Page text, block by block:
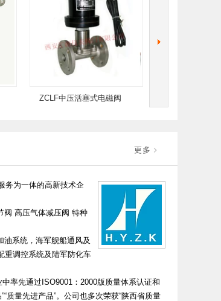
ZCLF中压活塞式电磁阀
更多
务为一体的高新技术企
阀 高压气体减压阀 特种
系统，海军舰船通风及
重调控系统及陆军防化车
率先通过ISO9001：2000版质量体系认证和
质量先进产品”。公司也多次荣获“陕西省质量